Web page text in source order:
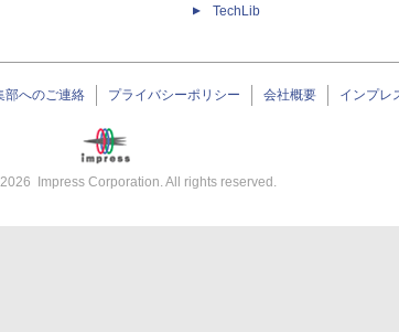
TechLib
部へのご連絡 プライバシーポリシー 会社概要 インプレ
2026 Impress Corporation. All rights reserved.